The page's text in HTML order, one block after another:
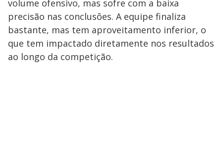
i
d
volume ofensivo, mas sofre com a baixa
precisão nas conclusões. A equipe finaliza
bastante, mas tem aproveitamento inferior, o
que tem impactado diretamente nos resultados
ao longo da competição.